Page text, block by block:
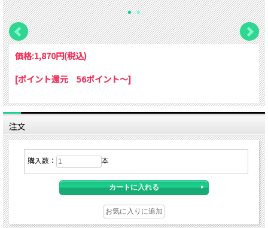
価格:1,870円(税込)
[ポイント還元 56ポイント～]
注文
購入数： 本